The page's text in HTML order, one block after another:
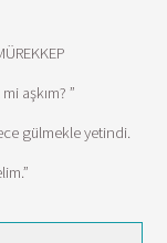
aşkım? ”
gülmekle yetindi.